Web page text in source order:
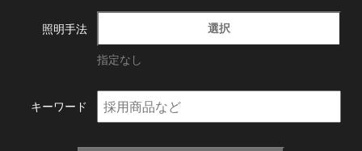
照明手法 選択
指定なし
キーワード